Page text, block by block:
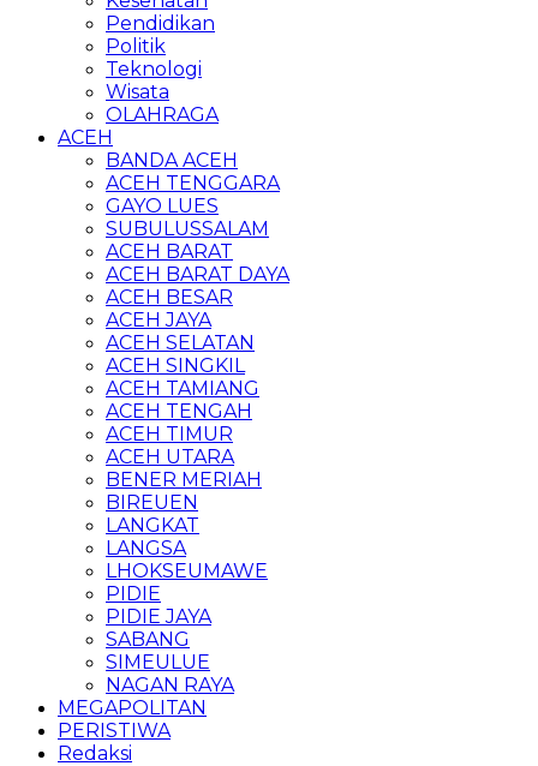
Pendidikan
Politik
Teknologi
Wisata
OLAHRAGA
ACEH
BANDA ACEH
ACEH TENGGARA
GAYO LUES
SUBULUSSALAM
ACEH BARAT
ACEH BARAT DAYA
ACEH BESAR
ACEH JAYA
ACEH SELATAN
ACEH SINGKIL
ACEH TAMIANG
ACEH TENGAH
ACEH TIMUR
ACEH UTARA
BENER MERIAH
BIREUEN
LANGKAT
LANGSA
LHOKSEUMAWE
PIDIE
PIDIE JAYA
SABANG
SIMEULUE
NAGAN RAYA
MEGAPOLITAN
PERISTIWA
Redaksi